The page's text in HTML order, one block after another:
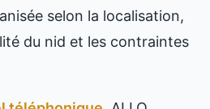
selon la localisation,
du nid et les contraintes